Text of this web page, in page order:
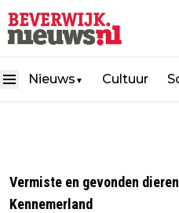
Nieuws ▼ Cultuur
Vermiste en gevonden
Kennemerland